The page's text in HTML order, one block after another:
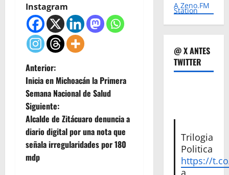
Instagram
N
a
v
e
g
Anterior:
Inicia en Michoacán la Primera
Semana Nacional de Salud
Siguiente:
Alcalde de Zitácuaro denuncia a
diario digital por una nota que
señala irregularidades por 180
mdp
A Zeno.FM
Station
@ X ANTES
TWITTER
Trilogia
Politica
https://